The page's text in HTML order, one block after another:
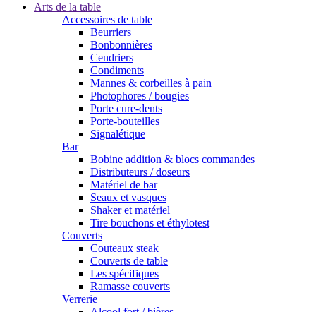
Arts de la table
Accessoires de table
Beurriers
Bonbonnières
Cendriers
Condiments
Mannes & corbeilles à pain
Photophores / bougies
Porte cure-dents
Porte-bouteilles
Signalétique
Bar
Bobine addition & blocs commandes
Distributeurs / doseurs
Matériel de bar
Seaux et vasques
Shaker et matériel
Tire bouchons et éthylotest
Couverts
Couteaux steak
Couverts de table
Les spécifiques
Ramasse couverts
Verrerie